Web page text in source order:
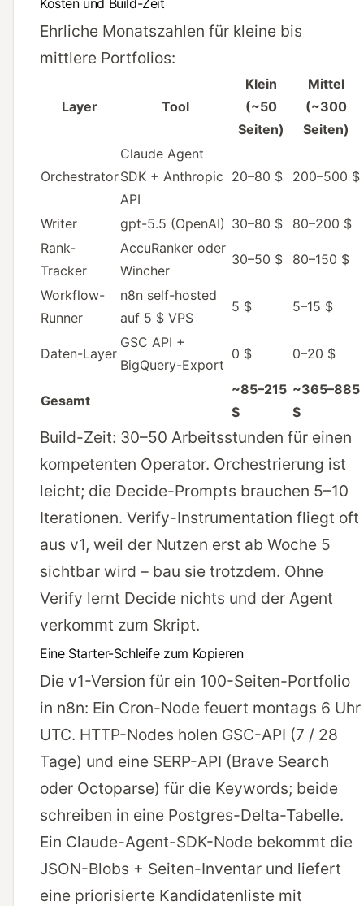
Ehrliche Monatszahlen für kleine bis
mittlere Portfolios:
Layer Tool
Klein
(~50
Seiten)
Mittel
(~300
Seiten)
Orchestrator
Claude Agent
SDK + Anthropic
API
20–80 $ 200–500 $
Writer gpt-5.5 (OpenAI) 30–80 $
80–200 $
Rank-
Tracker
AccuRanker oder
Wincher
30–50 $ 80–150 $
Workflow-
Runner
n8n self-hosted
auf 5 $ VPS
5 $ 5–15 $
Daten-Layer
GSC API +
BigQuery-Export
0 $ 0–20 $
Gesamt
~85–215
$
~365–885
$
Build-Zeit: 30–50 Arbeitsstunden für einen
kompetenten Operator. Orchestrierung ist
leicht; die Decide-Prompts brauchen 5–10
Iterationen. Verify-Instrumentation fliegt oft
aus v1, weil der Nutzen erst ab Woche 5
sichtbar wird – bau sie trotzdem. Ohne
Verify lernt Decide nichts und der Agent
verkommt zum Skript.
Eine Starter-Schleife zum Kopieren
Die v1-Version für ein 100-Seiten-Portfolio
in n8n: Ein Cron-Node feuert montags 6 Uhr
UTC. HTTP-Nodes holen GSC-API (7 / 28
Tage) und eine SERP-API (Brave Search
oder Octoparse) für die Keywords; beide
schreiben in eine Postgres-Delta-Tabelle.
Ein Claude-Agent-SDK-Node bekommt die
JSON-Blobs + Seiten-Inventar und liefert
eine priorisierte Kandidatenliste mit